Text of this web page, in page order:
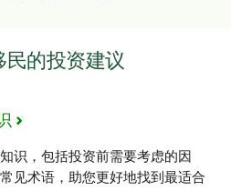
民的投资建议
识，包括投资前需要考虑的因
见术语，助您更好地找到最适合